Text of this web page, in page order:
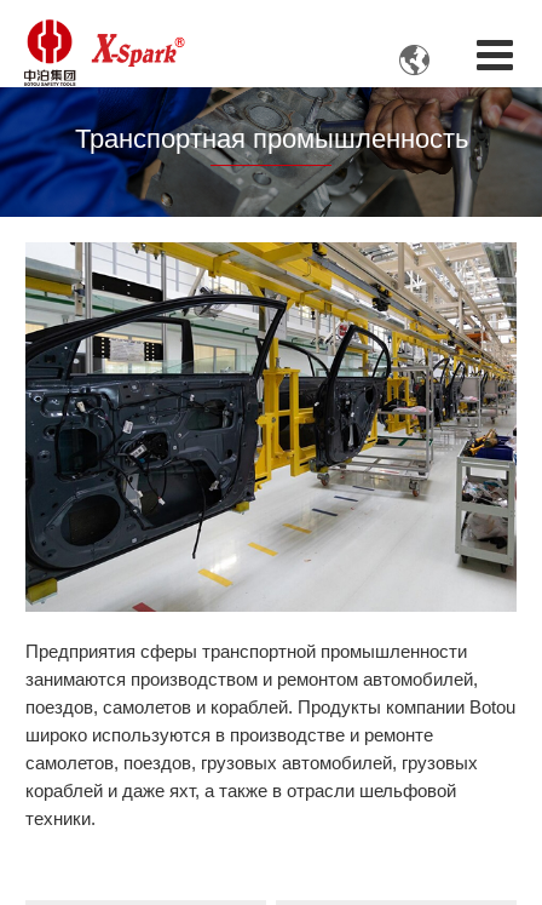

Транспортная промышленность
Предприятия сферы транспортной промышленности
занимаются производством и ремонтом автомобилей,
поездов, самолетов и кораблей. Продукты компании Botou
широко используются в производстве и ремонте
самолетов, поездов, грузовых автомобилей, грузовых
кораблей и даже яхт, а также в отрасли шельфовой
техники.